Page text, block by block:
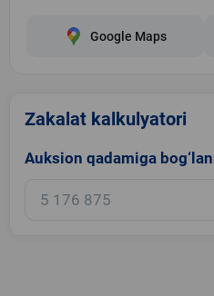
Google Maps
Zakalat kalkulyatori
Auksion qadamiga